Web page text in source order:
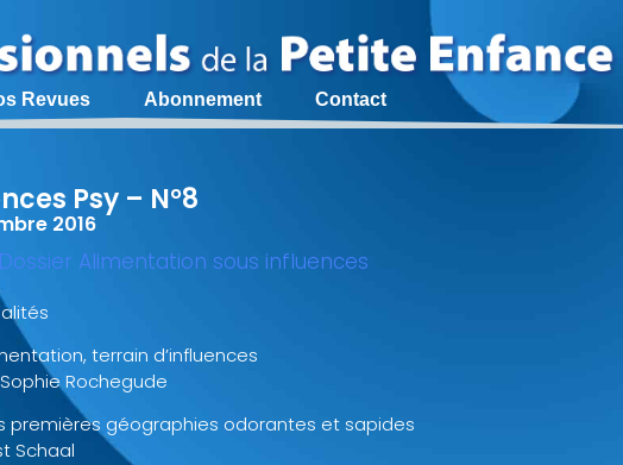
Revues Abonnement Contact
Psy – N°8
2016
Alimentation sous influences
terrain d’influences
Rochegude
premières géographies odorantes et sapides
Schaal